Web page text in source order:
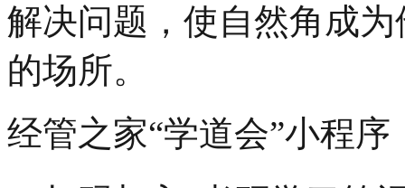
解决问题，使自然角成
的场所。
经管之家“学道会”小程序